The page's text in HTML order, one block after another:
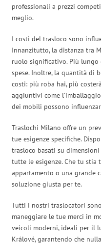
professionali a prezzi
meglio.
I costi del trasloco sono
Innanzitutto, la distanza tra
ruolo significativo. Più
spese. Inoltre, la quantità di
costi: più roba hai, più
aggiuntivi come
dei mobili possono
Traslochi Milano offre un
tue esigenze specifiche.
trasloco basati su
tutte le esigenze. Che tu stia
appartamento o una grande
soluzione giusta per te.
Tutti i nostri traslocatori
maneggiare le tue merci in
veicoli moderni, ideali per il
Králové, garantendo che